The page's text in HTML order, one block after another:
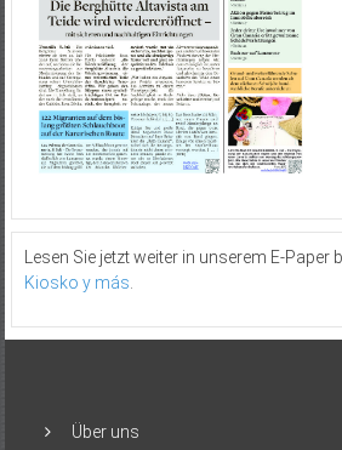
Lesen Sie jetzt weiter in unserem E-Paper
Kiosko y más.
Über uns